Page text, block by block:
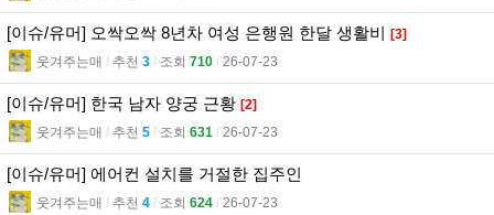
[이슈/유머] 오싹오싹 8년차 여성 은행원 한달 생활비 [3]
웃겨주는매 l 추천 3 l 조회 710 l 26-07-23
[이슈/유머] 한국 남자 양궁 근황 [2]
웃겨주는매 l 추천 5 l 조회 631 l 26-07-23
[이슈/유머] 에어컨 설치를 거절한 집주인
웃겨주는매 l 추천 4 l 조회 624 l 26-07-23